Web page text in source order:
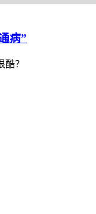
病”
？